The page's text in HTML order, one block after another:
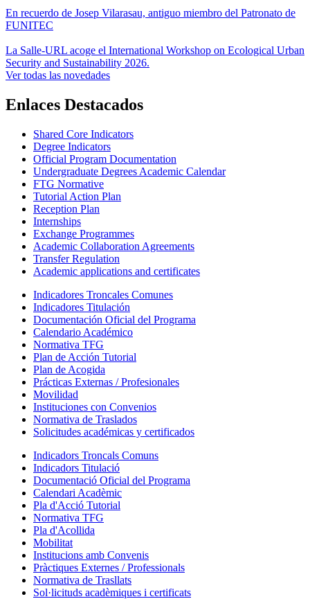
En recuerdo de Josep Vilarasau, antiguo miembro del Patronato de
FUNITEC
La Salle-URL acoge el International Workshop on Ecological Urban
Security and Sustainability 2026.
Ver todas las novedades
Enlaces Destacados
Shared Core Indicators
Degree Indicators
Official Program Documentation
Undergraduate Degrees Academic Calendar
FTG Normative
Tutorial Action Plan
Reception Plan
Internships
Exchange Programmes
Academic Collaboration Agreements
Transfer Regulation
Academic applications and certificates
Indicadores Troncales Comunes
Indicadores Titulación
Documentación Oficial del Programa
Calendario Académico
Normativa TFG
Plan de Acción Tutorial
Plan de Acogida
Prácticas Externas / Profesionales
Movilidad
Instituciones con Convenios
Normativa de Traslados
Solicitudes académicas y certificados
Indicadors Troncals Comuns
Indicadors Titulació
Documentació Oficial del Programa
Calendari Acadèmic
Pla d'Acció Tutorial
Normativa TFG
Pla d'Acollida
Mobilitat
Institucions amb Convenis
Pràctiques Externes / Professionals
Normativa de Trasllats
Sol·licituds acadèmiques i certificats